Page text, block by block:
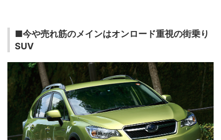
■今や売れ筋のメインはオンロード重視の街乗り
SUV